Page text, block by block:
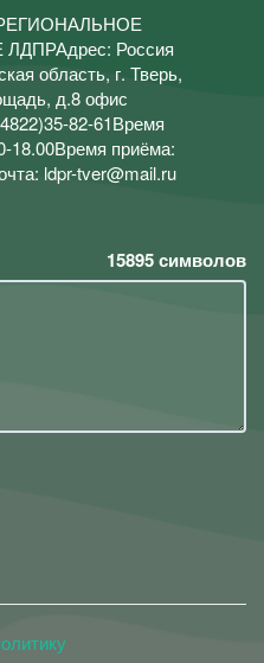
Россия
область, г. Тверь,
д.8 офис
82-61Время
18.00Время приёма:
ldpr-tver@mail.ru
15895символов